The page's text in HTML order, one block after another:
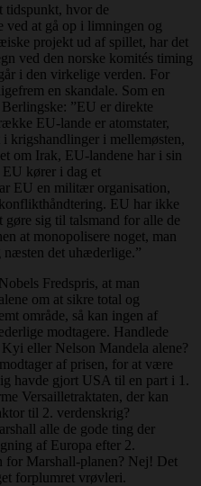
tidspunkt, hvor de
ved at gå op i limningen og
projekt ud af spillet, har det
ved den norske komités timing
i den virkelige verden. For
en skandale. Som en
”EU er direkte
EU-lande er atomstater,
krigshandlinger i mellemøsten,
om Irak, EU-landene har i sin
kører i dag et
EU en militær organisation,
EU har ikke
gøre sig til talsmand for alle de
at monopolisere noget, man
det uhæderlige.”
Fredspris, at man
om at sikre total og
område, så kan ingen af
modtagere. Handlede
eller Nelson Mandela alene?
af prisen, for at være
havde gjort USA til en part i 1.
Versailletraktaten, der kan
til 2. verdenskrig?
alle de gode ting der
af Europa efter 2.
for Marshall-planen? Nej! Det
forplumret vrøvleri.